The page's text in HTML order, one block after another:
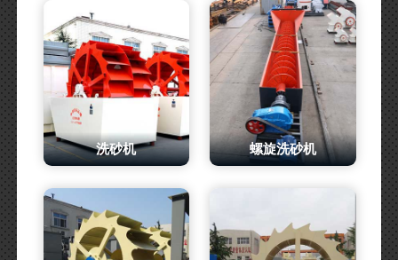
洗砂机 螺旋洗砂机